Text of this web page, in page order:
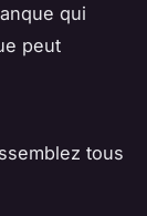
qui
peut
tous